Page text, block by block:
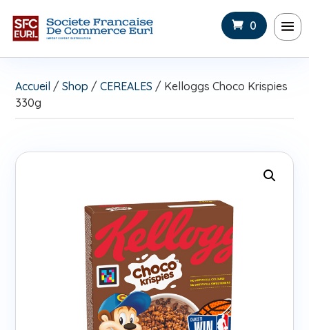
0
Accueil /Shop /CEREALES / Kelloggs Choco Krispies
330g